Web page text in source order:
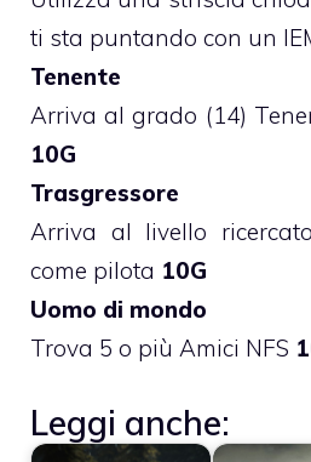
ti sta puntando con un
Tenente
Arriva al grado (14)
10G
Trasgressore
Arriva al livello
come pilota 10G
Uomo di mondo
Trova 5 o più Amici NFS
Leggi anche: